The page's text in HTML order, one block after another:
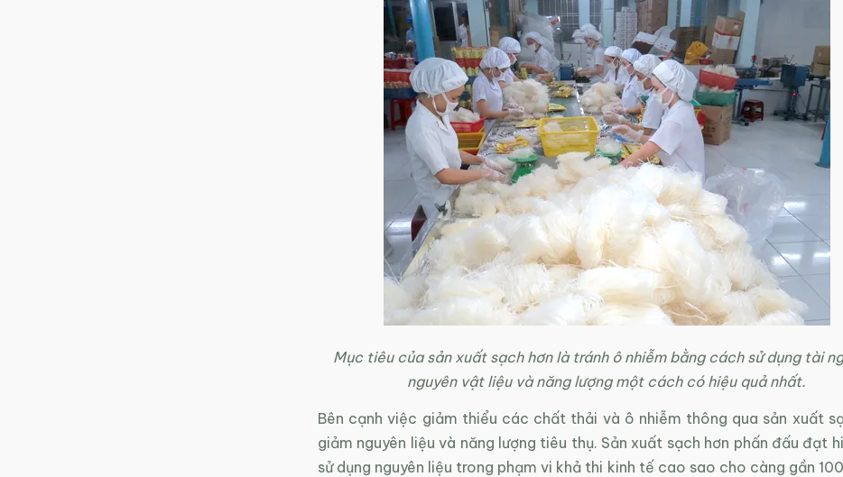
Mục tiêu của sản xuất sạch hơn là tránh ô nhiễm bằng cách sử dụng tài
nguyên vật liệu và năng lượng một cách có hiệu quả nhất.
Bên cạnh việc giảm thiểu các chất thải và ô nhiễm thông qua sản xuất
giảm nguyên liệu và năng lượng tiêu thụ. Sản xuất sạch hơn phấn đấu đạt
sử dụng nguyên liệu trong phạm vi khả thi kinh tế cao sao cho càng gần